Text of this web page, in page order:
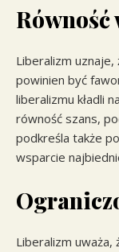
Równość
Liberalizm
powinien być
liberalizmu kładli
równość szans,
podkreśla także
wsparcie
Liberalizm